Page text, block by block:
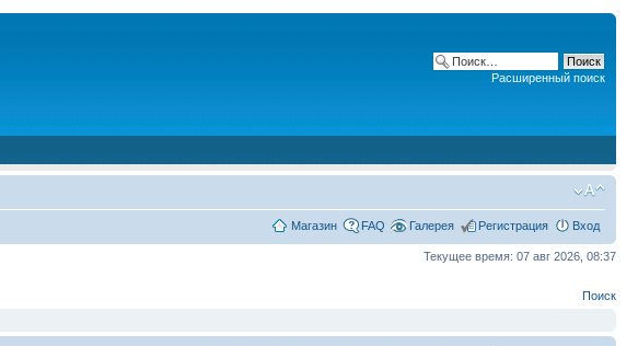
Расширенный поиск
Магазин FAQ Галерея Регистрация Вход
Текущее время: 07 авг 2026, 08:37
Поиск